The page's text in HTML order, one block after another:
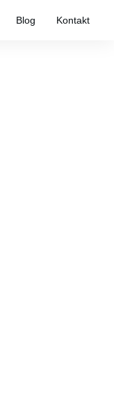
Blog Kontakt